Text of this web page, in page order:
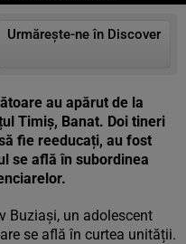
Urmărește-ne în Discover
au apărut de la
Timiș, Banat. Doi tineri
fie reeducați, au fost
se află în subordinea
Buziași, un adolescent
se află în curtea unității.